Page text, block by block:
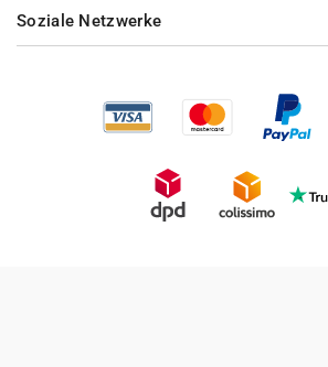
Soziale Netzwerke